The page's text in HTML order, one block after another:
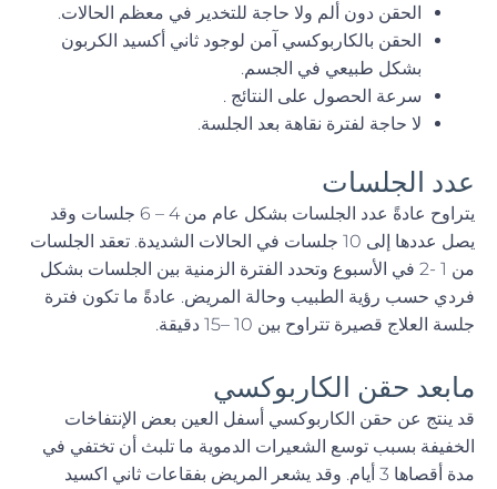
الحقن دون ألم ولا حاجة للتخدير في معظم الحالات.
الحقن بالكاربوكسي آمن لوجود ثاني أكسيد الكربون
بشكل طبيعي في الجسم.
سرعة الحصول على النتائج .
لا حاجة لفترة نقاهة بعد الجلسة.
عدد الجلسات
يتراوح عادةً عدد الجلسات بشكل عام من 4 – 6 جلسات وقد
يصل عددها إلى 10 جلسات في الحالات الشديدة. تعقد الجلسات
من 1 -2 في الأسبوع وتحدد الفترة الزمنية بين الجلسات بشكل
فردي حسب رؤية الطبيب وحالة المريض. عادةً ما تكون فترة
جلسة العلاج قصيرة تتراوح بين 10 –15 دقيقة.
مابعد حقن الكاربوكسي
قد ينتج عن حقن الكاربوكسي أسفل العين بعض الإنتفاخات
الخفيفة بسبب توسع الشعيرات الدموية ما تلبث أن تختفي في
مدة أقصاها 3 أيام. وقد يشعر المريض بفقاعات ثاني اكسيد